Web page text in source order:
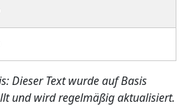
Dieser Text wurde auf Basis
und wird regelmäßig aktualisiert.